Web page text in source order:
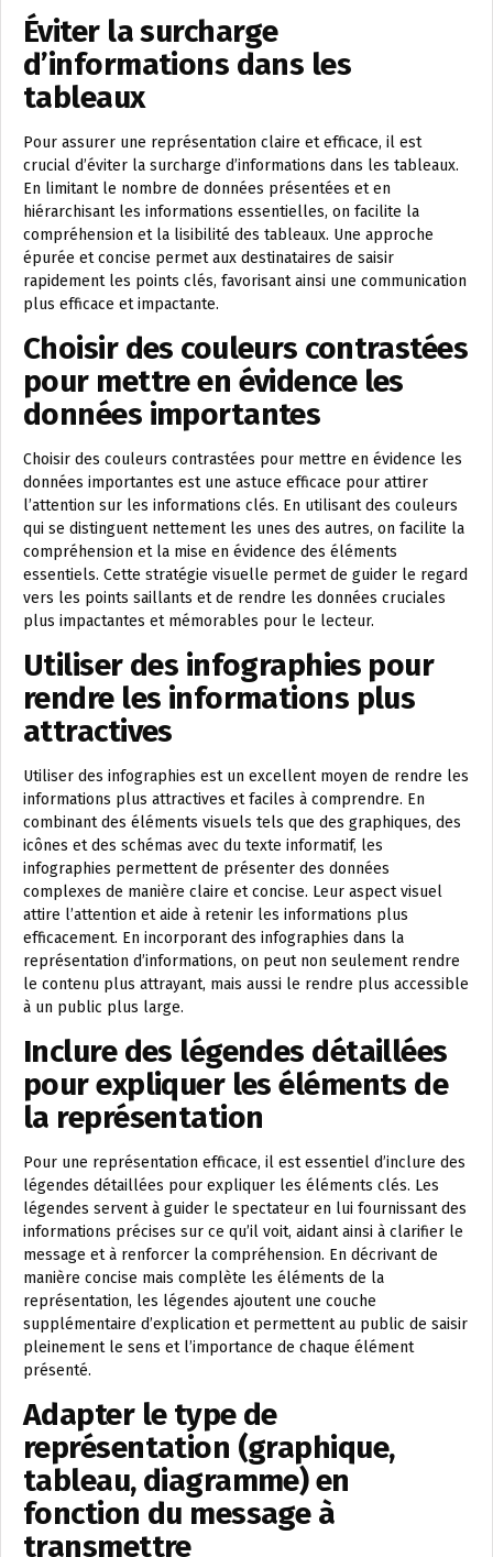
Éviter la surcharge
d’informations dans les
tableaux
Pour assurer une représentation claire et efficace, il est
crucial d’éviter la surcharge d’informations dans les tableaux.
En limitant le nombre de données présentées et en
hiérarchisant les informations essentielles, on facilite la
compréhension et la lisibilité des tableaux. Une approche
épurée et concise permet aux destinataires de saisir
rapidement les points clés, favorisant ainsi une communication
plus efficace et impactante.
Choisir des couleurs contrastées
pour mettre en évidence les
données importantes
Choisir des couleurs contrastées pour mettre en évidence les
données importantes est une astuce efficace pour attirer
l’attention sur les informations clés. En utilisant des couleurs
qui se distinguent nettement les unes des autres, on facilite la
compréhension et la mise en évidence des éléments
essentiels. Cette stratégie visuelle permet de guider le regard
vers les points saillants et de rendre les données cruciales
plus impactantes et mémorables pour le lecteur.
Utiliser des infographies pour
rendre les informations plus
attractives
Utiliser des infographies est un excellent moyen de rendre les
informations plus attractives et faciles à comprendre. En
combinant des éléments visuels tels que des graphiques, des
icônes et des schémas avec du texte informatif, les
infographies permettent de présenter des données
complexes de manière claire et concise. Leur aspect visuel
attire l’attention et aide à retenir les informations plus
efficacement. En incorporant des infographies dans la
représentation d’informations, on peut non seulement rendre
le contenu plus attrayant, mais aussi le rendre plus accessible
à un public plus large.
Inclure des légendes détaillées
pour expliquer les éléments de
la représentation
Pour une représentation efficace, il est essentiel d’inclure des
légendes détaillées pour expliquer les éléments clés. Les
légendes servent à guider le spectateur en lui fournissant des
informations précises sur ce qu’il voit, aidant ainsi à clarifier le
message et à renforcer la compréhension. En décrivant de
manière concise mais complète les éléments de la
représentation, les légendes ajoutent une couche
supplémentaire d’explication et permettent au public de saisir
pleinement le sens et l’importance de chaque élément
présenté.
Adapter le type de
représentation (graphique,
tableau, diagramme) en
fonction du message à
transmettre